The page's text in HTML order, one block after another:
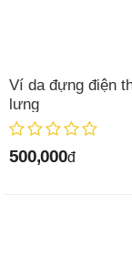
Ví da đựng điện
lưng
500,000đ